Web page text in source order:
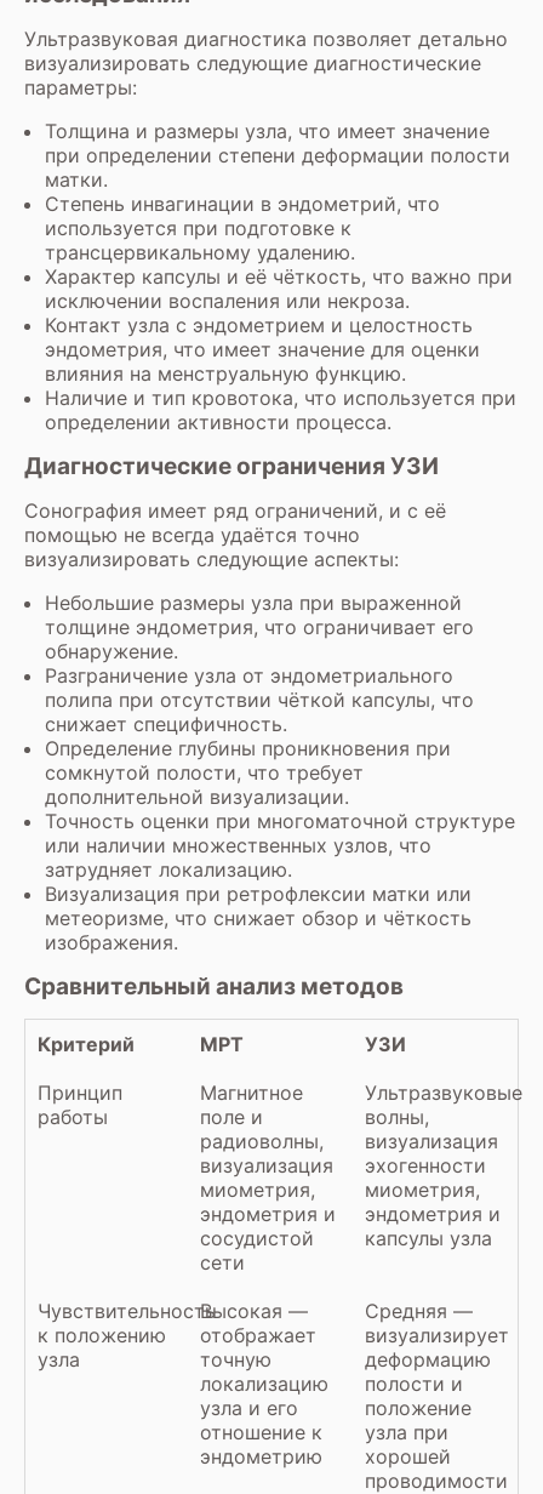
Ультразвуковая диагностика позволяет детально
визуализировать следующие диагностические
параметры:
Толщина и размеры узла, что имеет значение
при определении степени деформации полости
матки.
Степень инвагинации в эндометрий, что
используется при подготовке к
трансцервикальному удалению.
Характер капсулы и её чёткость, что важно при
исключении воспаления или некроза.
Контакт узла с эндометрием и целостность
эндометрия, что имеет значение для оценки
влияния на менструальную функцию.
Наличие и тип кровотока, что используется при
определении активности процесса.
Диагностические ограничения УЗИ
Сонография имеет ряд ограничений, и с её
помощью не всегда удаётся точно
визуализировать следующие аспекты:
Небольшие размеры узла при выраженной
толщине эндометрия, что ограничивает его
обнаружение.
Разграничение узла от эндометриального
полипа при отсутствии чёткой капсулы, что
снижает специфичность.
Определение глубины проникновения при
сомкнутой полости, что требует
дополнительной визуализации.
Точность оценки при многоматочной структуре
или наличии множественных узлов, что
затрудняет локализацию.
Визуализация при ретрофлексии матки или
метеоризме, что снижает обзор и чёткость
изображения.
Сравнительный анализ методов
Критерий МРТ
УЗИ
Принцип
работы
Магнитное
поле и
радиоволны,
визуализация
миометрия,
эндометрия и
сосудистой
сети
Ультразвуковые
волны,
визуализация
эхогенности
миометрия,
эндометрия и
капсулы узла
Чувствительность
к положению
узла
Высокая —
отображает
точную
локализацию
узла и его
отношение к
эндометрию
Средняя —
визуализирует
деформацию
полости и
положение
узла при
хорошей
проводимости